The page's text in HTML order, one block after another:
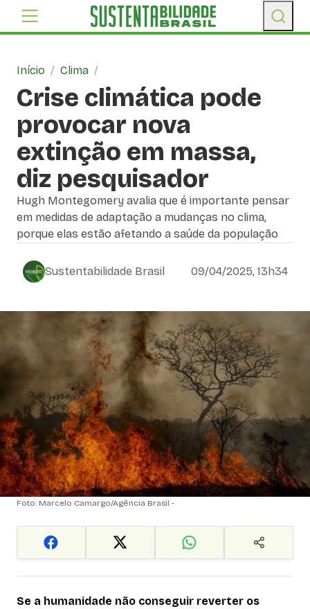
Início / Clima /
Crise climática pode
provocar nova
extinção em massa,
diz pesquisador
Hugh Montegomery avalia que é importante pensar
em medidas de adaptação a mudanças no clima,
porque elas estão afetando a saúde da população
Sustentabilidade Brasil 09/04/2025, 13h34
Foto: Marcelo Camargo/Agência Brasil -
Se a humanidade não conseguir reverter os